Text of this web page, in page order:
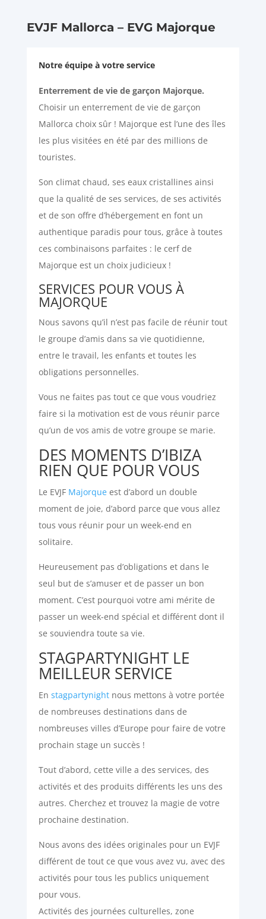
EVJF Mallorca – EVG Majorque
Notre équipe à votre service
Enterrement de vie de garçon Majorque.
Choisir un enterrement de vie de garçon
Mallorca choix sûr ! Majorque est l’une des îles
les plus visitées en été par des millions de
touristes.
Son climat chaud, ses eaux cristallines ainsi
que la qualité de ses services, de ses activités
et de son offre d’hébergement en font un
authentique paradis pour tous, grâce à toutes
ces combinaisons parfaites : le cerf de
Majorque est un choix judicieux !
SERVICES POUR VOUS À
MAJORQUE
Nous savons qu’il n’est pas facile de réunir tout
le groupe d’amis dans sa vie quotidienne,
entre le travail, les enfants et toutes les
obligations personnelles.
Vous ne faites pas tout ce que vous voudriez
faire si la motivation est de vous réunir parce
qu’un de vos amis de votre groupe se marie.
DES MOMENTS D’IBIZA
RIEN QUE POUR VOUS
Le EVJF Majorqueest d’abord un double
moment de joie, d’abord parce que vous allez
tous vous réunir pour un week-end en
solitaire.
Heureusement pas d’obligations et dans le
seul but de s’amuser et de passer un bon
moment. C’est pourquoi votre ami mérite de
passer un week-end spécial et différent dont il
se souviendra toute sa vie.
STAGPARTYNIGHT LE
MEILLEUR SERVICE
En stagpartynightnous mettons à votre portée
de nombreuses destinations dans de
nombreuses villes d’Europe pour faire de votre
prochain stage un succès !
Tout d’abord, cette ville a des services, des
activités et des produits différents les uns des
autres. Cherchez et trouvez la magie de votre
prochaine destination.
Nous avons des idées originales pour un EVJF
différent de tout ce que vous avez vu, avec des
activités pour tous les publics uniquement
pour vous.
Activités des journées culturelles, zone